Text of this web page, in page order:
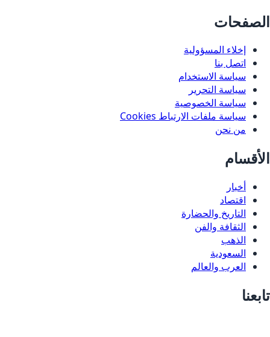
الصفحات
إخلاء المسؤولية
اتصل بنا
سياسة الاستخدام
سياسة التحرير
سياسة الخصوصية
سياسة ملفات الارتباط Cookies
من نحن
الأقسام
أخبار
اقتصاد
التاريخ والحضارة
الثقافة والفن
الذهب
السعودية
العرب والعالم
تابعنا